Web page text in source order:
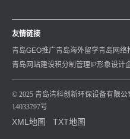
友情链接
青岛GEO推广青岛海外留学青岛网络
青岛网站建设积分制管理 IP形象设计
© 2025 青岛清科创新环保设备有限公
14033797号
XML地图 TXT地图